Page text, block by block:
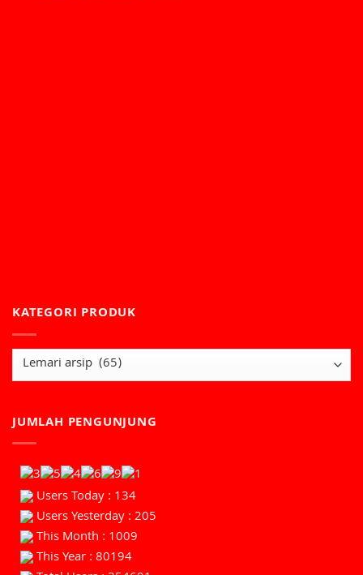
KATEGORI PRODUK
JUMLAH PENGUNJUNG
Users Today : 134
Users Yesterday : 205
This Month : 1009
This Year : 80194